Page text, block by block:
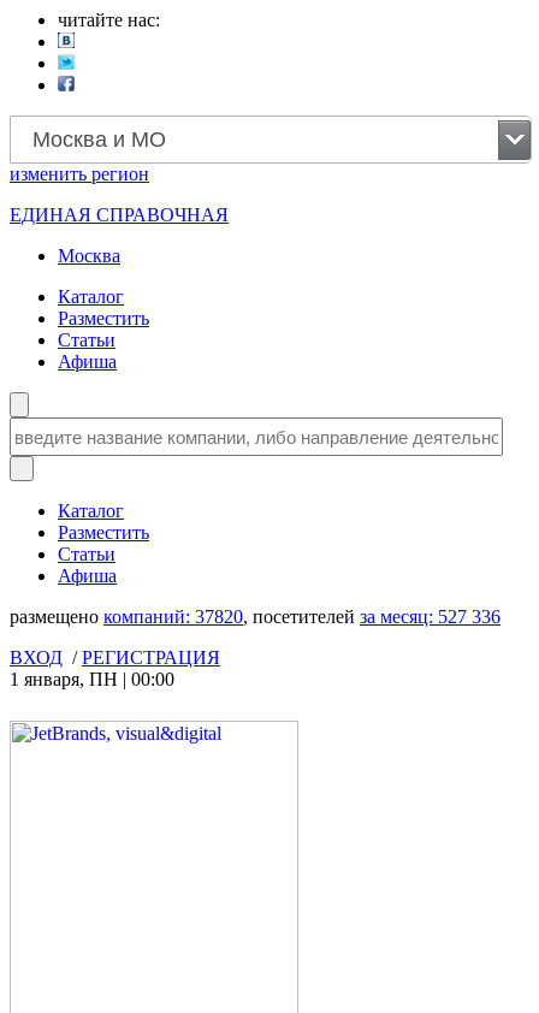
читайте нас:
Москва и МО
изменить регион
ЕДИНАЯ СПРАВОЧНАЯ
Москва
Каталог
Разместить
Статьи
Афиша
Каталог
Разместить
Статьи
Афиша
размещено компаний: 37820, посетителей за месяц: 527 336
ВХОД /РЕГИСТРАЦИЯ
1 января, ПН | 00:00